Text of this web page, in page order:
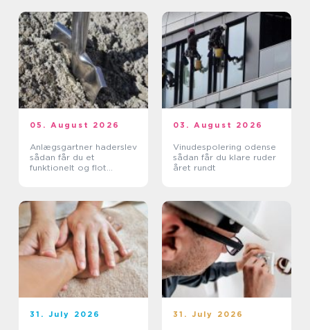
05. August 2026
Anlægsgartner haderslev
sådan får du et
funktionelt og flot
03. August 2026
Vinudespolering odense
sådan får du klare ruder
året rundt
31. July 2026 31. July 2026